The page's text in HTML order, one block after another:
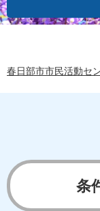
春日部市市民活動セ
条